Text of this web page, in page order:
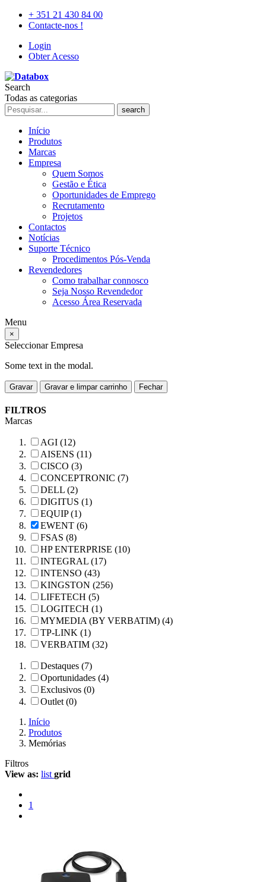
+ 351 21 430 84 00
Contacte-nos !
Login
Obter Acesso
Search
Todas as categorias
search
Início
Produtos
Marcas
Empresa
Quem Somos
Gestão e Ética
Oportunidades de Emprego
Recrutamento
Projetos
Contactos
Notícias
Suporte Técnico
Procedimentos Pós-Venda
Revendedores
Como trabalhar connosco
Seja Nosso Revendedor
Acesso Área Reservada
Menu
×
Seleccionar Empresa
Some text in the modal.
Gravar Gravar e limpar carrinho Fechar
FILTROS
Marcas
AGI (12)
AISENS (11)
CISCO (3)
CONCEPTRONIC (7)
DELL (2)
DIGITUS (1)
EQUIP (1)
EWENT (6)
FSAS (8)
HP ENTERPRISE (10)
INTEGRAL (17)
INTENSO (43)
KINGSTON (256)
LIFETECH (5)
LOGITECH (1)
MYMEDIA (BY VERBATIM) (4)
TP-LINK (1)
VERBATIM (32)
Destaques (7)
Oportunidades (4)
Exclusivos (0)
Outlet (0)
Início
Produtos
Memórias
Filtros
View as: list grid
1